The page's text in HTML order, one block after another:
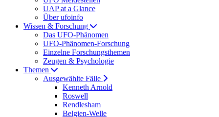
UAP at a Glance
Über ufoinfo
Wissen & Forschung
Das UFO-Phänomen
UFO-Phänomen-Forschung
Einzelne Forschungsthemen
Zeugen & Psychologie
Themen
Ausgewählte Fälle
Kenneth Arnold
Roswell
Rendlesham
Belgien-Welle